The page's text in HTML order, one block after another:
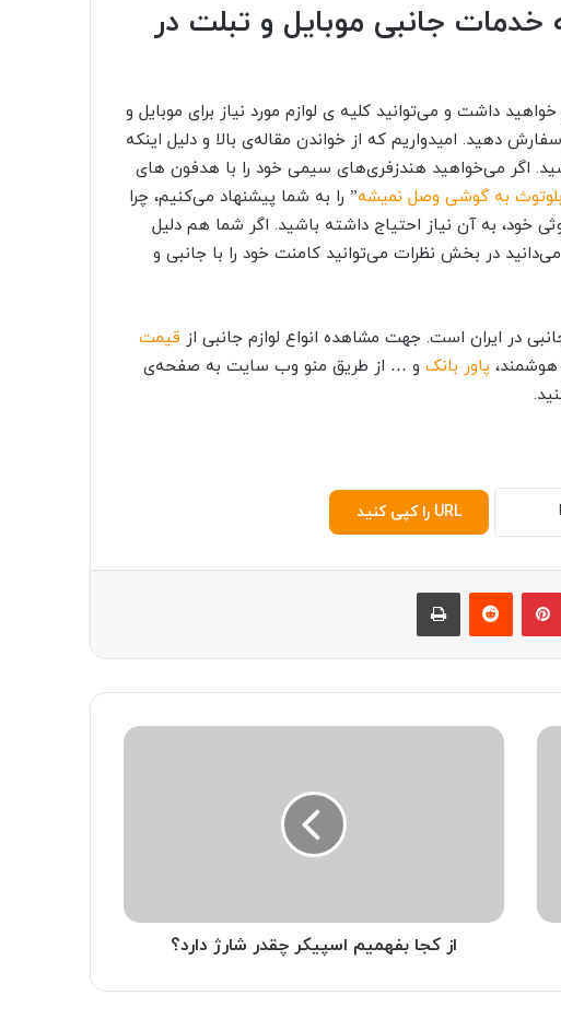
جانبی موبایل و تبلت در
داشت و می‌توانید کلیه ی لوازم مورد نیاز برای موبایل و
دهید. امیدواریم که از خواندن مقاله‌ی بالا و دلیل اینکه
اگر می‌خواهید هندزفری‌های سیمی خود را با هدفون های
به گوشی وصل نمیشه” را به شما پیشنهاد می‌کنیم، چرا
خود، به آن نیاز احتیاج داشته باشید. اگر شما هم دلیل
در بخش نظرات می‌توانید کامنت خود را با جانبی و
در ایران است. جهت مشاهده انواع لوازم جانبی از قیمت
هوشمند، پاور ‌‌بانک و … از طریق منو وب سایت به صفحه‌ی
URL را کپی کنید
پینترست ‫رددیت
ا
م
ا
از کجا بفهمیم اسپیکر چقدر شارژ دارد؟